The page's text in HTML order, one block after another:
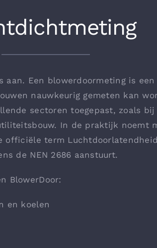
aan. Een blowerdoormeting is
nauwkeurig gemeten kan
sectoren toegepast, zoals bij
In de praktijk noemt
officiële term
de NEN 2686 aanstuurt.
BlowerDoor:
en koelen